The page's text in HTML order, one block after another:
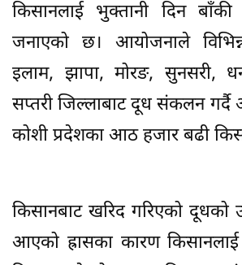
किसानलाई भुक्तानी दिन बाँकी
जनाएको छ। आयोजनाले
इलाम, झापा, मोरङ, सुनसरी,
सप्तरी जिल्लाबाट दूध संकलन
कोशी प्रदेशका आठ हजार बढी
किसानबाट खरिद गरिएको दूधको
आएको ह्रासका कारण